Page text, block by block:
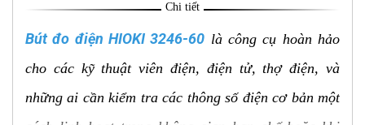
Chi tiết
Bút đo điện HIOKI 3246-60 là công cụ hoàn hảo
cho các kỹ thuật viên điện, điện tử, thợ điện, và
những ai cần kiểm tra các thông số điện cơ bản một